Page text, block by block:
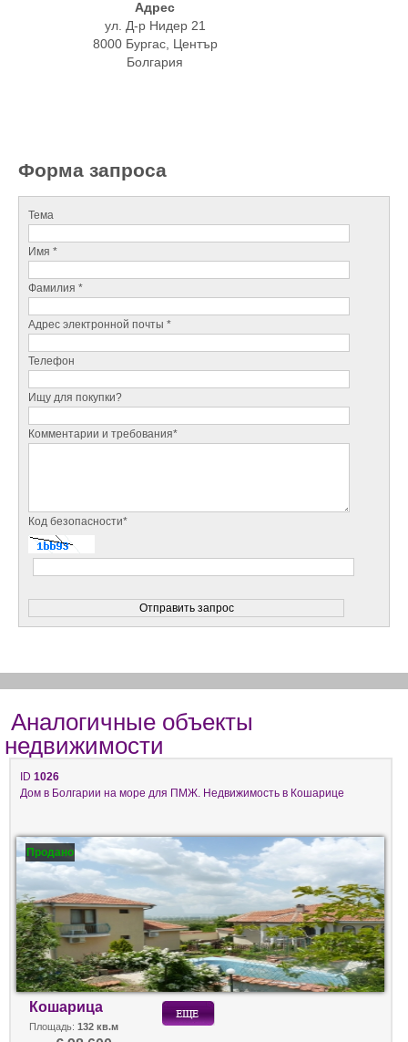
Адрес
ул. Д-р Нидер 21
8000 Бургас, Център
Болгария
Форма запроса
Тема
Имя *
Фамилия *
Адрес электронной почты *
Телефон
Ищу для покупки?
Комментарии и требования*
Код безопасности*
Аналогичные объекты
недвижимости
ID 1026
Дом в Болгарии на море для ПМЖ. Недвижимость в Кошарице
Продано
Кошарица
Площадь: 132 кв.м